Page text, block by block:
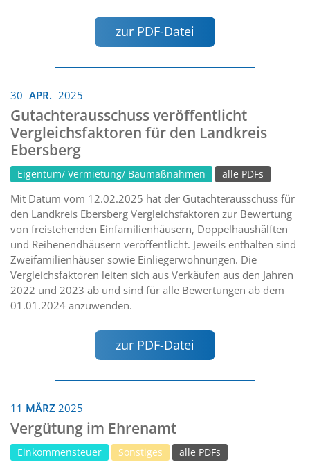
zur PDF-Datei
30 APR. 2025
Gutachterausschuss veröffentlicht
Vergleichsfaktoren für den Landkreis
Ebersberg
Eigentum/ Vermietung/ Baumaßnahmen alle PDFs
Mit Datum vom 12.02.2025 hat der Gutachterausschuss für
den Landkreis Ebersberg Vergleichsfaktoren zur Bewertung
von freistehenden Einfamilienhäusern, Doppelhaushälften
und Reihenendhäusern veröffentlicht. Jeweils enthalten sind
Zweifamilienhäuser sowie Einliegerwohnungen. Die
Vergleichsfaktoren leiten sich aus Verkäufen aus den Jahren
2022 und 2023 ab und sind für alle Bewertungen ab dem
01.01.2024 anzuwenden.
zur PDF-Datei
11 MÄRZ 2025
Vergütung im Ehrenamt
Einkommensteuer Sonstiges alle PDFs